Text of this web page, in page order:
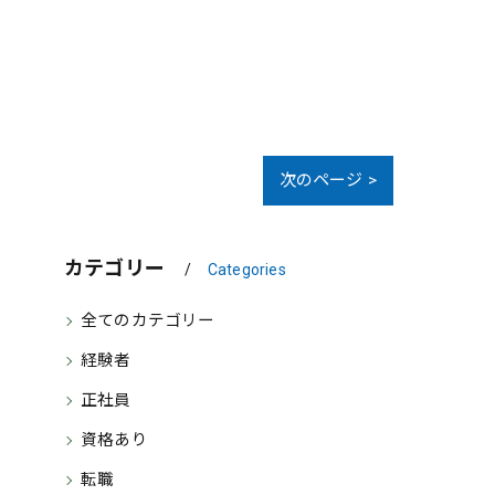
次のページ >
カテゴリー Categories
全てのカテゴリー
経験者
正社員
資格あり
転職